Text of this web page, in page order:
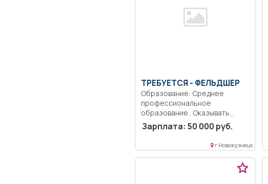
ТРЕБУЕТСЯ - ФЕЛЬДШЕР
Образование: Среднее
профессиональное
образование.. Оказывать
доврачебную помощь.
Организовывает и...
Зарплата: 50 000 руб.
г Новокузнецк